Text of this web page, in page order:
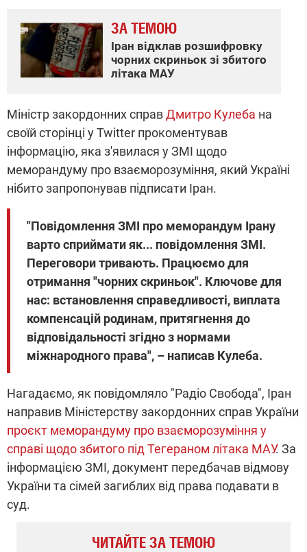
ЗА ТЕМОЮ
Іран відклав розшифровку
чорних скриньок зі збитого
літака МАУ
Міністр закордонних справДмитро Кулеба на
своїй сторінці у Twitter прокоментував
інформацію, яка з'явилася у ЗМІ щодо
меморандуму про взаєморозуміння, який Україні
нібито запропонував підписати Іран.
"Повідомлення ЗМІ про меморандум Ірану
варто сприймати як... повідомлення ЗМІ.
Переговори тривають. Працюємо для
отримання "чорних скриньок". Ключове для
нас: встановлення справедливості, виплата
компенсацій родинам, притягнення до
відповідальності згідно з нормами
міжнародного права", – написав Кулеба.
Нагадаємо, як повідомляло "Радіо Свобода", Іран
направив Міністерству закордонних справ України
проєкт меморандуму про взаєморозуміння у
справі щодо збитого під Тегераном літака МАУ. За
інформацією ЗМІ, документ передбачав відмову
України та сімей загиблих від права подавати в
суд.
ЧИТАЙТЕ ЗА ТЕМОЮ